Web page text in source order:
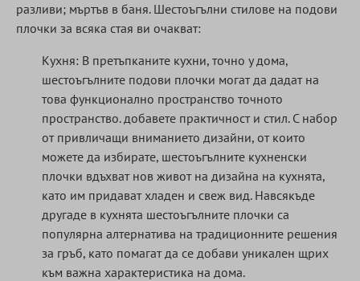
разливи; мъртъв в баня. Шестоъгълни стилове на подови
плочки за всяка стая ви очакват:
Кухня: В претъпканите кухни, точно у дома,
шестоъгълните подови плочки могат да дадат на
това функционално пространство точното
пространство. добавете практичност и стил. С набор
от привличащи вниманието дизайни, от които
можете да избирате, шестоъгълните кухненски
плочки вдъхват нов живот на дизайна на кухнята,
като им придават хладен и свеж вид. Навсякъде
другаде в кухнята шестоъгълните плочки са
популярна алтернатива на традиционните решения
за гръб, като помагат да се добави уникален щрих
към важна характеристика на дома.